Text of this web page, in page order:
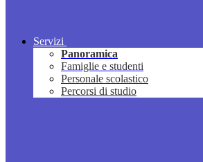
Servizi
Panoramica
Famiglie e studenti
Personale scolastico
Percorsi di studio